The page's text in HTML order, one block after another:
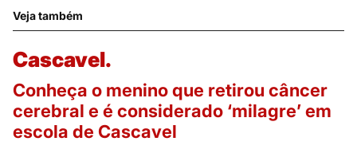
Veja também
Cascavel.
Conheça o menino que retirou câncer
cerebral e é considerado ‘milagre’ em
escola de Cascavel